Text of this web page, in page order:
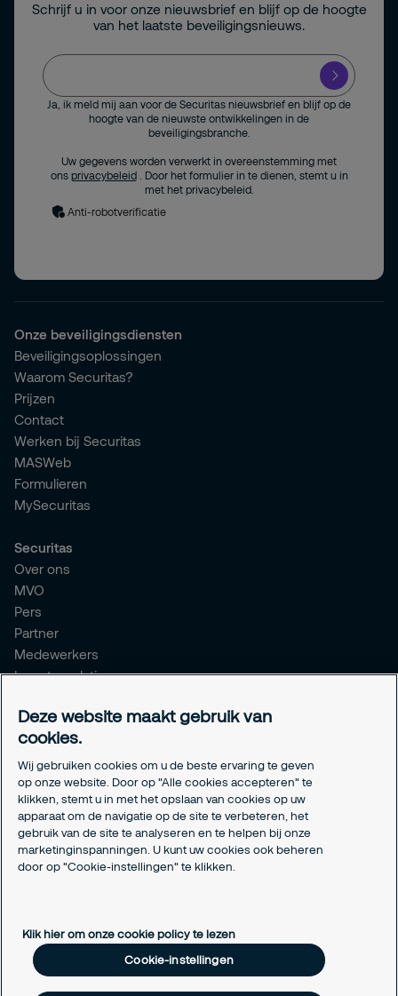
Schrijf u in voor onze nieuwsbrief en blijf op de hoogte
van het laatste beveiligingsnieuws.
Ja, ik meld mij aan voor de Securitas nieuwsbrief en blijf op de
hoogte van de nieuwste ontwikkelingen in de
beveiligingsbranche.
Uw gegevens worden verwerkt in overeenstemming met
ons privacybeleid
. Door het formulier in te dienen, stemt u in
met het privacybeleid.
Anti-robotverificatie
Onze beveiligingsdiensten
Beveiligingsoplossingen
Waarom Securitas?
Prijzen
Contact
Werken bij Securitas
MASWeb
Formulieren
MySecuritas
Securitas
Over ons
MVO
Pers
Partner
Medewerkers
Investor relations
Certificeringen
Aanmeldformulieren installatiepartners
Juridisch
Privacyverklaring
Algemene voorwaarden
Responsible disclosure
Cookie-instellingen
Deze website maakt gebruik van
cookies.
Wij gebruiken cookies om u de beste ervaring te geven
op onze website. Door op "Alle cookies accepteren" te
klikken, stemt u in met het opslaan van cookies op uw
apparaat om de navigatie op de site te verbeteren, het
gebruik van de site te analyseren en te helpen bij onze
marketinginspanningen. U kunt uw cookies ook beheren
door op "Cookie-instellingen" te klikken.
Klik hier om onze cookie policy te lezen
Cookie-instellingen